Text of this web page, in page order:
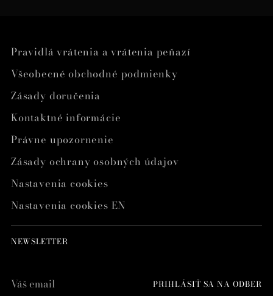
Pravidlá vrátenia a vrátenia peňazí
Všeobecné obchodné podmienky
Zásady doručenia
Kontaktné informácie
Právne upozornenie
Zásady ochrany osobných údajov
Nastavenia cookies
Nastavenia cookies EN
NEWSLETTER
email
PRIHLÁSIŤ SA NA ODBER